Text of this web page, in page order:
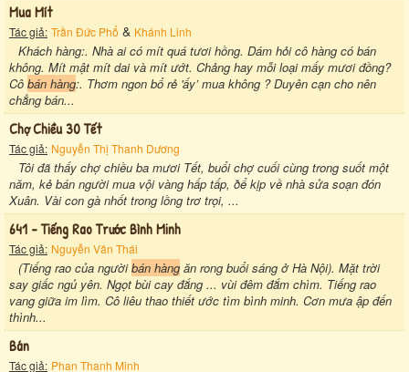
Mua Mít
Tác giả: Trần Đức Phổ & Khánh Linh
Khách hàng:. Nhà ai có mít quá tươi hồng. Dám hỏi cô hàng có bán
không. Mít mật mít dai và mít ướt. Chảng hay mỗi loại mấy mươi đồng?
Cô bán hàng:. Thơm ngon bổ rẻ 'ấy’ mua không ? Duyên cạn cho nên
chẳng bán...
Chợ Chiều 30 Tết
Tác giả: Nguyễn Thị Thanh Dương
Tôi đã thấy chợ chiều ba mươi Tết, buổi chợ cuối cùng trong suốt một
năm, kẻ bán người mua vội vàng hấp tấp, ðể kịp về nhà sửa soạn đón
Xuân. Vài con gà nhốt trong lồng trơ trọi, ...
641 - Tiếng Rao Trước Bình Minh
Tác giả: Nguyễn Văn Thái
(Tiếng rao của ngườibán hàng ăn rong buổi sáng ở Hà Nội). Mặt trời
say giấc ngủ yên. Ngọt bùi cay đắng ... vùi đêm đắm chìm. Tiếng rao
vang giữa im lìm. Cô liêu thao thiết ước tìm bình minh. Cơn mưa ập đến
thình...
Bán
Tác giả: Phan Thanh Minh